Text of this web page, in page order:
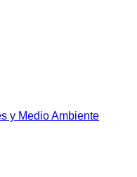
y Medio Ambiente